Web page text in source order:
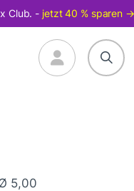
Club. - jetzt 40 % sparen →
5,00